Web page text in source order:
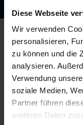
Diese Webseite
Wir verwenden
personalisieren,
zu können und die
analysieren.
Verwendung
soziale Medien,
Partner führen
weiteren Daten